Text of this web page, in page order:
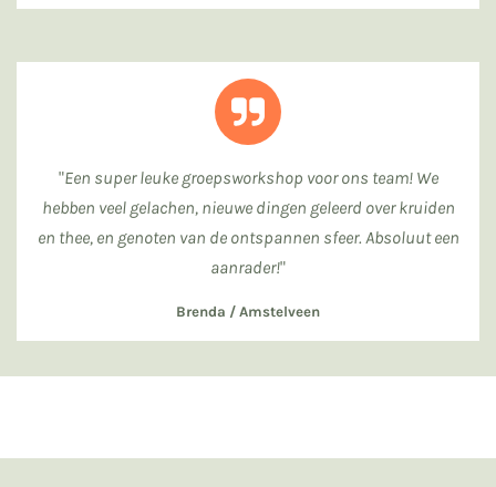
"Een super leuke groepsworkshop voor ons team! We
hebben veel gelachen, nieuwe dingen geleerd over kruiden
en thee, en genoten van de ontspannen sfeer. Absoluut een
aanrader!"
Brenda / Amstelveen